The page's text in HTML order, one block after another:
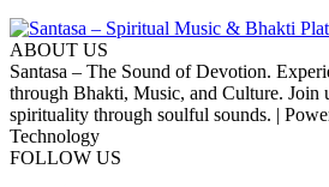
ABOUT US
Santasa – The Sound of Devotion.
through Bhakti, Music, and Culture. Join
spirituality through soulful sounds. |
Technology
FOLLOW US